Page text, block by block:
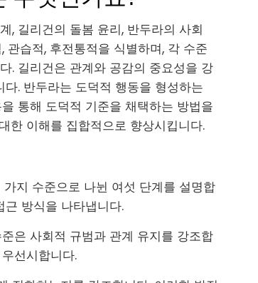
, 길리건의 돌봄 윤리, 반두라의 사회
습적, 후전통적을 식별하며, 각 수준
. 길리건은 관계와 공감의 중요성을 강
. 반두라는 도덕적 행동을 형성하는
통해 도덕적 기준을 채택하는 방법을
한 이해를 집합적으로 향상시킵니다.
지 수준으로 나뉜 여섯 단계를 설명합
방식을 나타냅니다.
은 사회적 규범과 관계 유지를 강조합
선시합니다.